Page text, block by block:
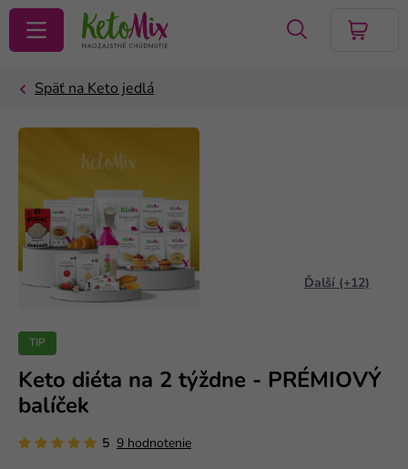
VYHĽADAŤ
Ďalší (+12)
TIP
Keto diéta na 2 týždne - PRÉMIOVÝ
balíček
5 9 hodnotenie